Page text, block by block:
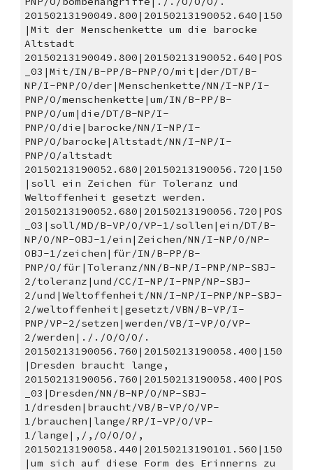
20150213190049.800|20150213190052.640|150
|Mit der Menschenkette um die barocke
Altstadt
20150213190049.800|20150213190052.640|POS
_03|Mit/IN/B-PP/B-PNP/O/mit|der/DT/B-
NP/I-PNP/O/der|Menschenkette/NN/I-NP/I-
PNP/O/menschenkette|um/IN/B-PP/B-
PNP/O/um|die/DT/B-NP/I-
PNP/O/die|barocke/NN/I-NP/I-
PNP/O/barocke|Altstadt/NN/I-NP/I-
PNP/O/altstadt
20150213190052.680|20150213190056.720|150
|soll ein Zeichen für Toleranz und
Weltoffenheit gesetzt werden.
20150213190052.680|20150213190056.720|POS
_03|soll/MD/B-VP/O/VP-1/sollen|ein/DT/B-
NP/O/NP-OBJ-1/ein|Zeichen/NN/I-NP/O/NP-
OBJ-1/zeichen|für/IN/B-PP/B-
PNP/O/für|Toleranz/NN/B-NP/I-PNP/NP-SBJ-
2/toleranz|und/CC/I-NP/I-PNP/NP-SBJ-
2/und|Weltoffenheit/NN/I-NP/I-PNP/NP-SBJ-
2/weltoffenheit|gesetzt/VBN/B-VP/I-
PNP/VP-2/setzen|werden/VB/I-VP/O/VP-
2/werden|././O/O/O/.
20150213190056.760|20150213190058.400|150
|Dresden braucht lange,
20150213190056.760|20150213190058.400|POS
_03|Dresden/NN/B-NP/O/NP-SBJ-
1/dresden|braucht/VB/B-VP/O/VP-
1/brauchen|lange/RP/I-VP/O/VP-
1/lange|,/,/O/O/O/,
20150213190058.440|20150213190101.560|150
|um sich auf diese Form des Erinnerns zu